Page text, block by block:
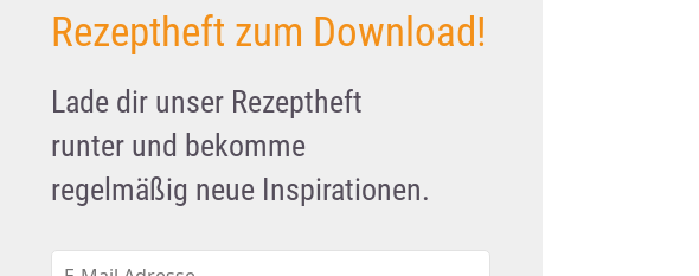
Rezeptheft zum Download!
Lade dir unser Rezeptheft
runter und bekomme
regelmäßig neue Inspirationen.